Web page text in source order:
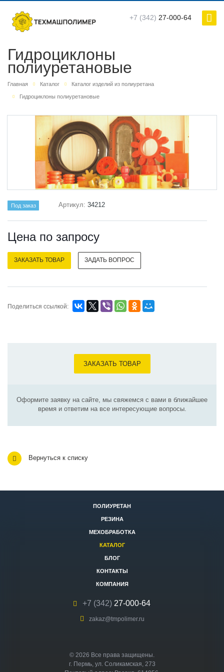
+7 (342) 27-000-64
Гидроциклоны
полиуретановые
Главная Каталог Каталог изделий из полиуретана
Гидроциклоны полиуретановые
Под заказ Артикул:34212
Цена по запросу
ЗАКАЗАТЬ ТОВАР ЗАДАТЬ ВОПРОС
Поделиться ссылкой:
ЗАКАЗАТЬ ТОВАР
Оформите заявку на сайте, мы свяжемся с вами в ближайшее
время и ответим на все интересующие вопросы.
Вернуться к списку
ПОЛИУРЕТАН
РЕЗИНА
МЕХОБРАБОТКА
КАТАЛОГ
БЛОГ
КОНТАКТЫ
КОМПАНИЯ
+7 (342) 27-000-64
zakaz@tmpolimer.ru
© 2026 Все права защищены.
г. Пермь, ул. Соликамская, 273